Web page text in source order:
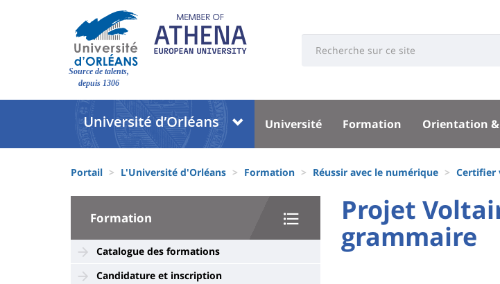
Site
Source de talents,
depuis 1306
Université
Université
Block
liste
des
composantes
Menu
principal
Université Formation Orientation
d'Ariane
Portail L'Université d'Orléans Formation Réussir avec le numérique Certifier
University
Sidebar
Formation
Catalogue des formations
Candidature et inscription
University
:
Main
Titre
de
Projet
grammaire